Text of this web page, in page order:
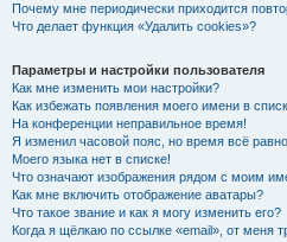
Почему мне периодически приходится
Что делает функция «Удалить cookies»?
Параметры и настройки пользователя
Как мне изменить мои настройки?
Как избежать появления моего имени в
На конференции неправильное время!
Я изменил часовой пояс, но время всё
Моего языка нет в списке!
Что означают изображения рядом с моим
Как мне включить отображение аватары?
Что такое звание и как я могу изменить его?
Когда я щёлкаю по ссылке «email», от меня